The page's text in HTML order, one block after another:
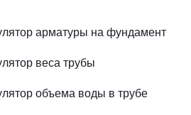
арматуры на фундамент
веса трубы
объема воды в трубе